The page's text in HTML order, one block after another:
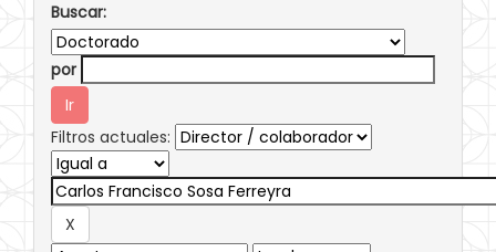
Buscar:
por
Filtros actuales: